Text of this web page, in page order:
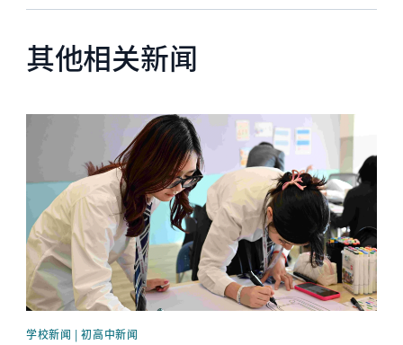
其他相关新闻
学校新闻 | 初高中新闻